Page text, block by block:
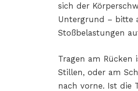
sich der
Untergrund – bitte
Stoßbelastungen
Tragen am Rücken
Stillen, oder am
nach vorne. Ist die